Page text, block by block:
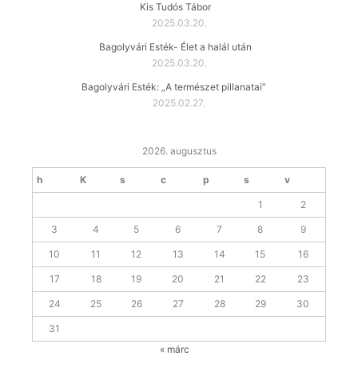
Kis Tudós Tábor
2025.03.20.
Bagolyvári Esték- Élet a halál után
2025.03.20.
Bagolyvári Esték: „A természet pillanatai”
2025.02.27.
2026. augusztus
h K s c p s v
1 2
3 4 5 6 7 8 9
10 11 12 13 14 15 16
17 18 19 20 21 22 23
24 25 26 27 28 29 30
31
« márc